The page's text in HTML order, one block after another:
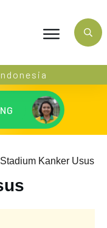
Stadium Kanker Usus